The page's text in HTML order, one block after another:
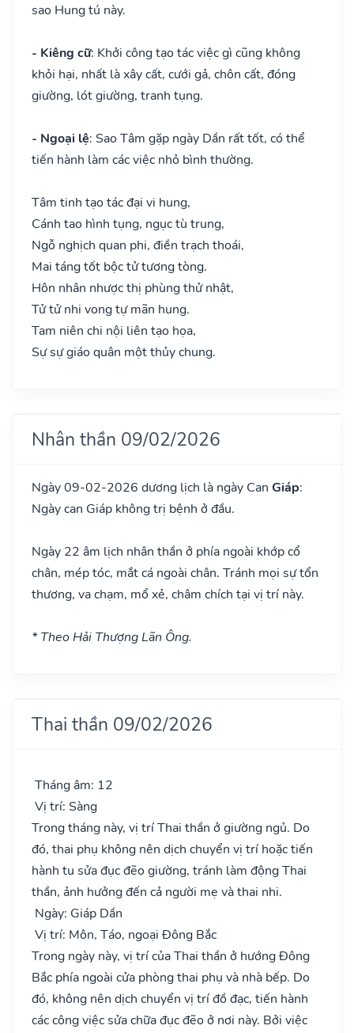
sao Hung tú này.
- Kiêng cữ: Khởi công tạo tác việc gì cũng không
khỏi hại, nhất là xây cất, cưới gả, chôn cất, đóng
giường, lót giường, tranh tụng.
- Ngoại lệ: Sao Tâm gặp ngày Dần rất tốt, có thể
tiến hành làm các việc nhỏ bình thường.
Tâm tinh tạo tác đại vi hung,
Cánh tao hình tụng, ngục tù trung,
Ngỗ nghịch quan phi, điền trạch thoái,
Mai táng tốt bộc tử tương tòng.
Hôn nhân nhược thị phùng thử nhật,
Tử tử nhi vong tự mãn hung.
Tam niên chi nội liên tạo họa,
Sự sự giáo quân một thủy chung.
Nhân thần 09/02/2026
Ngày 09-02-2026 dương lịch là ngày Can Giáp:
Ngày can Giáp không trị bệnh ở đầu.
Ngày 22 âm lịch nhân thần ở phía ngoài khớp cổ
chân, mép tóc, mắt cá ngoài chân. Tránh mọi sự tổn
thương, va chạm, mổ xẻ, châm chích tại vị trí này.
* Theo Hải Thượng Lãn Ông.
Thai thần 09/02/2026
Tháng âm: 12
Vị trí: Sàng
Trong tháng này, vị trí Thai thần ở giường ngủ. Do
đó, thai phụ không nên dịch chuyển vị trí hoặc tiến
hành tu sửa đục đẽo giường, tránh làm động Thai
thần, ảnh hưởng đến cả người mẹ và thai nhi.
Ngày: Giáp Dần
Vị trí: Môn, Táo, ngoại Đông Bắc
Trong ngày này, vị trí của Thai thần ở hướng Đông
Bắc phía ngoài cửa phòng thai phụ và nhà bếp. Do
đó, không nên dịch chuyển vị trí đồ đạc, tiến hành
các công việc sửa chữa đục đẽo ở nơi này. Bởi việc